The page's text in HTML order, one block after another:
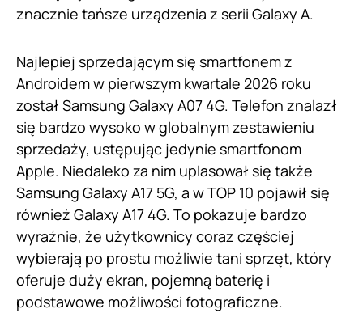
znacznie tańsze urządzenia z serii Galaxy A.
Najlepiej sprzedającym się smartfonem z
Androidem w pierwszym kwartale 2026 roku
został Samsung Galaxy A07 4G. Telefon znalazł
się bardzo wysoko w globalnym zestawieniu
sprzedaży, ustępując jedynie smartfonom
Apple. Niedaleko za nim uplasował się także
Samsung Galaxy A17 5G, a w TOP 10 pojawił się
również Galaxy A17 4G. To pokazuje bardzo
wyraźnie, że użytkownicy coraz częściej
wybierają po prostu możliwie tani sprzęt, który
oferuje duży ekran, pojemną baterię i
podstawowe możliwości fotograficzne.